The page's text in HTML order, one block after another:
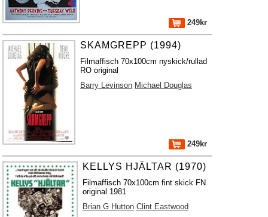
249kr
SKAMGREPP (1994)
Filmaffisch 70x100cm nyskick/rullad
RO original
Barry Levinson Michael Douglas
249kr
KELLYS HJÄLTAR (1970)
Filmaffisch 70x100cm fint skick FN
original 1981
Brian G Hutton Clint Eastwood